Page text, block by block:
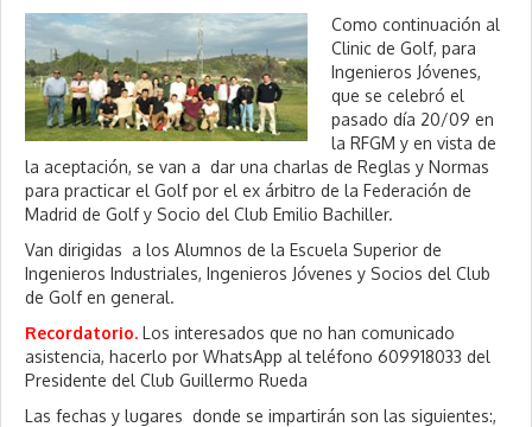
Como continuación al
Clinic de Golf, para
Ingenieros Jóvenes,
que se celebró el
pasado día 20/09 en
la RFGM y en vista de
la aceptación, se van a dar una charlas de Reglas y Normas
para practicar el Golf por el ex árbitro de la Federación de
Madrid de Golf y Socio del Club Emilio Bachiller.
Van dirigidas a los Alumnos de la Escuela Superior de
Ingenieros Industriales, Ingenieros Jóvenes y Socios del Club
de Golf en general.
Recordatorio. Los interesados que no han comunicado
asistencia, hacerlo por WhatsApp al teléfono 609918033 del
Presidente del Club Guillermo Rueda
Las fechas y lugares donde se impartirán son las siguientes:,